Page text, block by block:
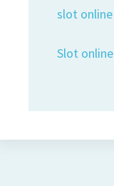
slot online
Slot online